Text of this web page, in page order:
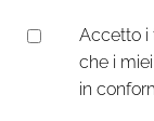
Accetto i
che i
in